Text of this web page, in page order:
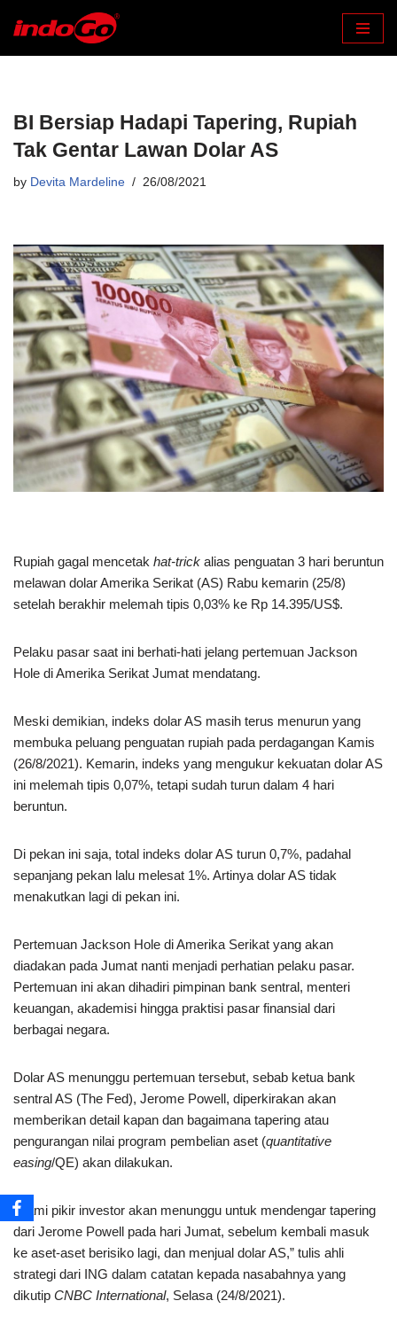
BI Bersiap Hadapi Tapering, Rupiah
Tak Gentar Lawan Dolar AS
by Devita Mardeline 26/08/2021
Rupiah gagal mencetak hat-trick alias penguatan 3 hari beruntun
melawan dolar Amerika Serikat (AS) Rabu kemarin (25/8)
setelah berakhir melemah tipis 0,03% ke Rp 14.395/US$.
Pelaku pasar saat ini berhati-hati jelang pertemuan Jackson
Hole di Amerika Serikat Jumat mendatang.
Meski demikian, indeks dolar AS masih terus menurun yang
membuka peluang penguatan rupiah pada perdagangan Kamis
(26/8/2021). Kemarin, indeks yang mengukur kekuatan dolar AS
ini melemah tipis 0,07%, tetapi sudah turun dalam 4 hari
beruntun.
Di pekan ini saja, total indeks dolar AS turun 0,7%, padahal
sepanjang pekan lalu melesat 1%. Artinya dolar AS tidak
menakutkan lagi di pekan ini.
Pertemuan Jackson Hole di Amerika Serikat yang akan
diadakan pada Jumat nanti menjadi perhatian pelaku pasar.
Pertemuan ini akan dihadiri pimpinan bank sentral, menteri
keuangan, akademisi hingga praktisi pasar finansial dari
berbagai negara.
Dolar AS menunggu pertemuan tersebut, sebab ketua bank
sentral AS (The Fed), Jerome Powell, diperkirakan akan
memberikan detail kapan dan bagaimana tapering atau
pengurangan nilai program pembelian aset (quantitative
easing/QE) akan dilakukan.
“Kami pikir investor akan menunggu untuk mendengar tapering
dari Jerome Powell pada hari Jumat, sebelum kembali masuk
ke aset-aset berisiko lagi, dan menjual dolar AS,” tulis ahli
strategi dari ING dalam catatan kepada nasabahnya yang
dikutip CNBC International, Selasa (24/8/2021).